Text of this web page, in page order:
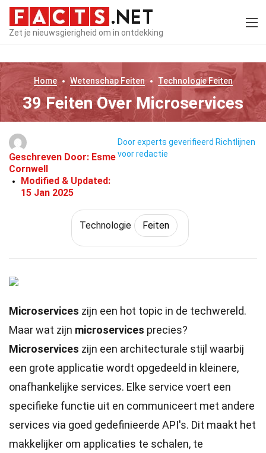
Zet je nieuwsgierigheid om in ontdekking
Home WetenschapFeiten TechnologieFeiten
39 Feiten Over Microservices
Geschreven Door: Esme
Cornwell
Modified & Updated:
15 Jan 2025
Door experts geverifieerd Richtlijnen
voor redactie
Technologie Feiten
Microservices zijn een hot topic in de techwereld.
Maar wat zijn microservices precies?
Microservices zijn een architecturale stijl waarbij
een grote applicatie wordt opgedeeld in kleinere,
onafhankelijke services. Elke service voert een
specifieke functie uit en communiceert met andere
services via goed gedefinieerde API's. Dit maakt het
makkelijker om applicaties te schalen, te